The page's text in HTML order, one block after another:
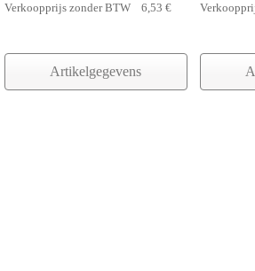
Verkoopprijs zonder BTW
6,53 €
Artikelgegevens